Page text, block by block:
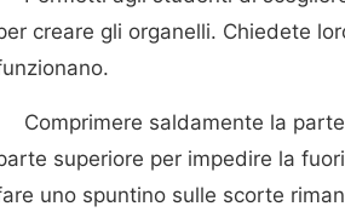
creare gli organelli. Chiedete
Comprimere saldamente la
superiore per impedire la
uno spuntino sulle scorte